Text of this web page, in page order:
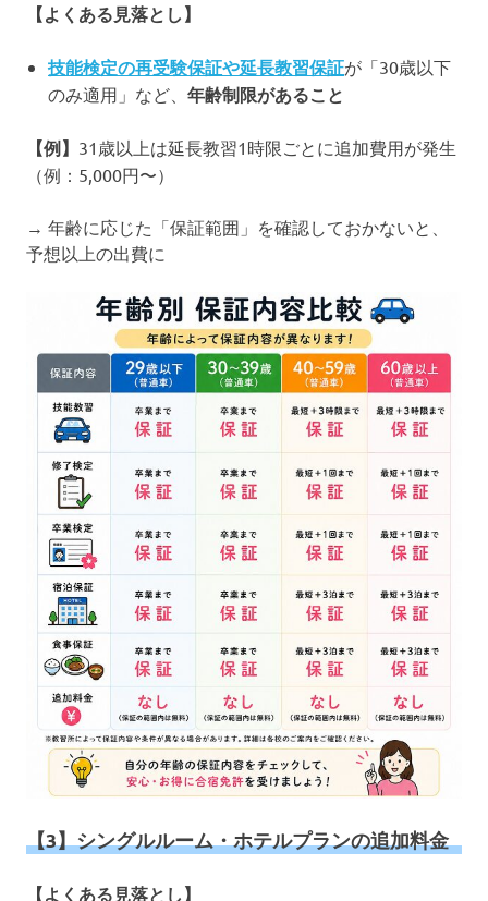
【よくある見落とし】
技能検定の再受験保証や延長教習保証が「30歳以下
のみ適用」など、 年齢制限があること
【例】 31歳以上は延長教習1時限ごとに追加費用が発生
（例：5,000円〜）
→ 年齢に応じた「保証範囲」を確認しておかないと、
予想以上の出費に
【3】シングルルーム・ホテルプランの追加料金
【よくある見落とし】